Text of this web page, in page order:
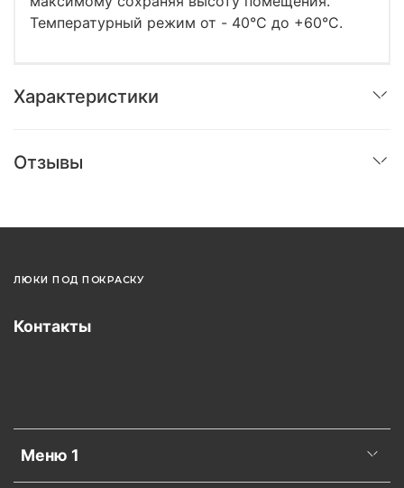
Температурный режим от - 40°С до +60°С.
Характеристики
Отзывы
ЛЮКИ ПОД ПОКРАСКУ
Меню 1
Контакты